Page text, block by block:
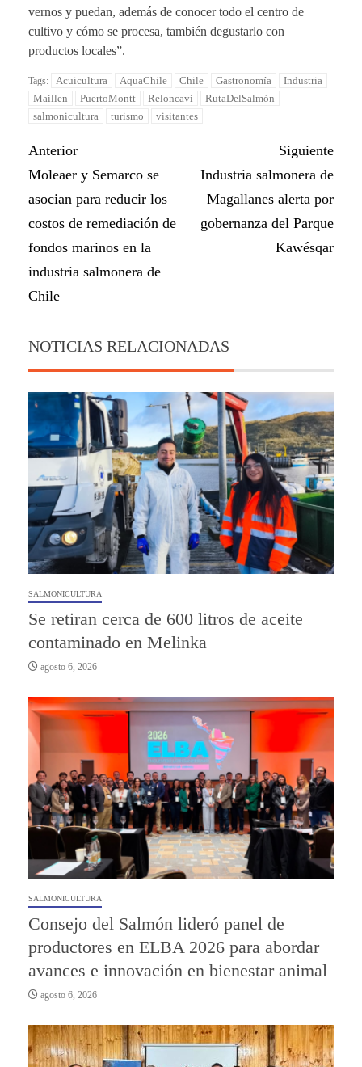
vernos y puedan, además de conocer todo el centro de
cultivo y cómo se procesa, también degustarlo con
productos locales”.
Tags: Acuicultura AquaChile Chile Gastronomía
Industria
Maillen
PuertoMontt Reloncaví
RutaDelSalmón
salmonicultura
turismo visitantes
Anterior
Moleaer y Semarco se
asocian para reducir los
costos de remediación de
fondos marinos en la
industria salmonera de
Chile
Siguiente
Industria salmonera de
Magallanes alerta por
gobernanza del Parque
Kawésqar
NOTICIAS RELACIONADAS
SALMONICULTURA
Se retiran cerca de 600 litros de aceite
contaminado en Melinka
agosto 6, 2026
SALMONICULTURA
Consejo del Salmón lideró panel de
productores en ELBA 2026 para abordar
avances e innovación en bienestar animal
agosto 6, 2026